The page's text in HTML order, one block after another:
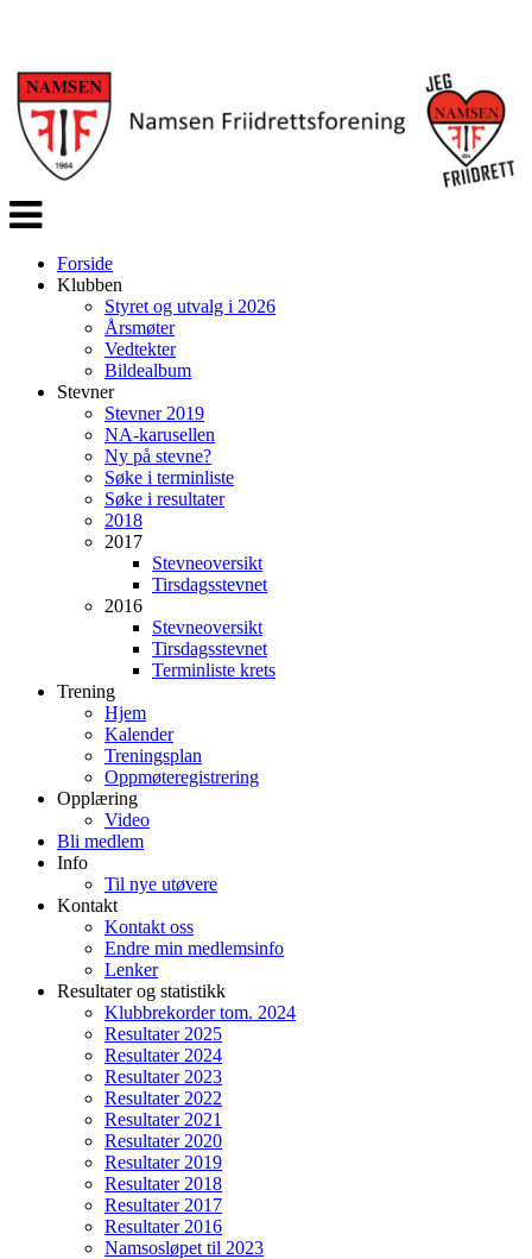
Veksle
navigasjon
Forside
Klubben
Styret og utvalg i 2026
Årsmøter
Vedtekter
Bildealbum
Stevner
Stevner 2019
NA-karusellen
Ny på stevne?
Søke i terminliste
Søke i resultater
2018
2017
Stevneoversikt
Tirsdagsstevnet
2016
Stevneoversikt
Tirsdagsstevnet
Terminliste krets
Trening
Hjem
Kalender
Treningsplan
Oppmøteregistrering
Opplæring
Video
Bli medlem
Info
Til nye utøvere
Kontakt
Kontakt oss
Endre min medlemsinfo
Lenker
Resultater og statistikk
Klubbrekorder tom. 2024
Resultater 2025
Resultater 2024
Resultater 2023
Resultater 2022
Resultater 2021
Resultater 2020
Resultater 2019
Resultater 2018
Resultater 2017
Resultater 2016
Namsosløpet til 2023